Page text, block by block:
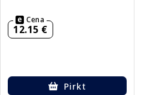
Cena
12.15 €
Pirkt